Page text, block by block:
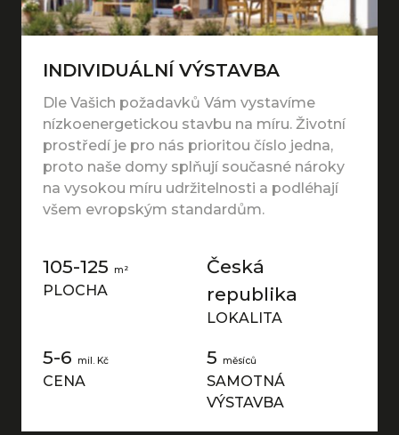
INDIVIDUÁLNÍ VÝSTAVBA
Dle Vašich požadavků Vám vystavíme
nízkoenergetickou stavbu na míru. Životní
prostředí je pro nás prioritou číslo jedna,
proto naše domy splňují současné nároky
na vysokou míru udržitelnosti a podléhají
všem evropským standardům.
105-125 m²
PLOCHA
Česká
republika
LOKALITA
5-6 mil. Kč
CENA
5 měsíců
SAMOTNÁ
VÝSTAVBA